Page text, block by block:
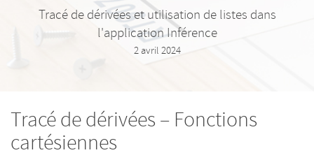
Tracé de dérivées et utilisation de listes dans
l'application Inférence
2 avril 2024
Tracé de dérivées – Fonctions
cartésiennes